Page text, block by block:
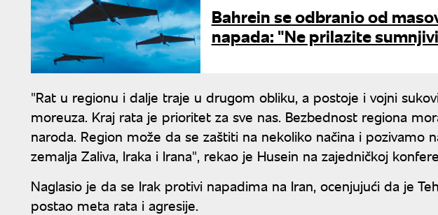
Bahrein se odbranio od
napada: "Ne prilazite
"Rat u regionu i dalje traje u drugom obliku, a postoje i vojni
moreuza. Kraj rata je prioritet za sve nas. Bezbednost regiona
naroda. Region može da se zaštiti na nekoliko načina i pozivamo
zemalja Zaliva, Iraka i Irana", rekao je Husein na zajedničkoj
Naglasio je da se Irak protivi napadima na Iran, ocenjujući da je
postao meta rata i agresije.